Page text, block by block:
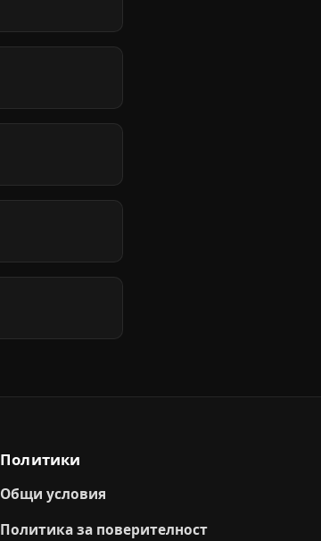
Политики
Общи условия
Политика за поверителност